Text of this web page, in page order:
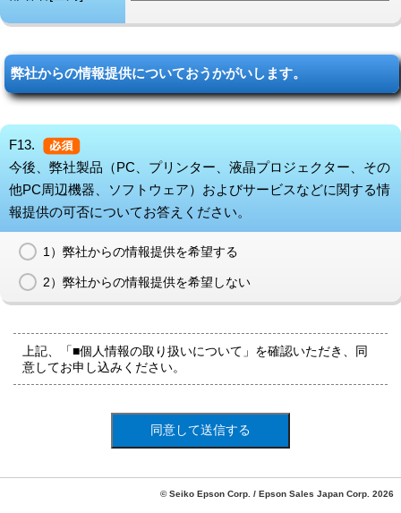
弊社からの情報提供についておうかがいします。
F13.
今後、弊社製品（PC、プリンター、液晶プロジェクター、その
他PC周辺機器、ソフトウェア）およびサービスなどに関する情
報提供の可否についてお答えください。
1）弊社からの情報提供を希望する
2）弊社からの情報提供を希望しない
上記、「■個人情報の取り扱いについて」を確認いただき、同
意してお申し込みください。
© Seiko Epson Corp. / Epson Sales Japan Corp. 2026